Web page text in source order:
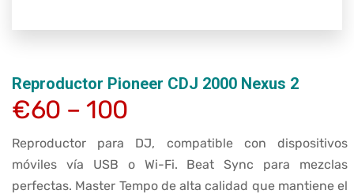
Reproductor Pioneer CDJ 2000 Nexus 2
€60 – 100
Reproductor para DJ, compatible con dispositivos
móviles vía USB o Wi-Fi. Beat Sync para mezclas
perfectas. Master Tempo de alta calidad que mantiene el